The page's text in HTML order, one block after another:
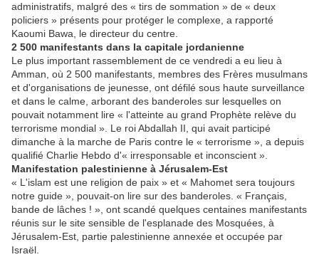
administratifs, malgré des « tirs de sommation » de « deux
policiers » présents pour protéger le complexe, a rapporté
Kaoumi Bawa, le directeur du centre.
2 500 manifestants dans la capitale jordanienne
Le plus important rassemblement de ce vendredi a eu lieu à
Amman, où 2 500 manifestants, membres des Frères musulmans
et d'organisations de jeunesse, ont défilé sous haute surveillance
et dans le calme, arborant des banderoles sur lesquelles on
pouvait notamment lire « l'atteinte au grand Prophète relève du
terrorisme mondial ». Le roi Abdallah II, qui avait participé
dimanche à la marche de Paris contre le « terrorisme », a depuis
qualifié Charlie Hebdo d'« irresponsable et inconscient ».
Manifestation palestinienne à Jérusalem-Est
« L'islam est une religion de paix » et « Mahomet sera toujours
notre guide », pouvait-on lire sur des banderoles. « Français,
bande de lâches ! », ont scandé quelques centaines manifestants
réunis sur le site sensible de l'esplanade des Mosquées, à
Jérusalem-Est, partie palestinienne annexée et occupée par
Israël.